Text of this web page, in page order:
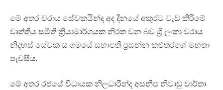
මේ අතර වරාය සේවකයින්ද අද දිනයේ අකුරට වැඩ කිරීමේ
වෘත්තීය සමිති ක්‍රියාමාර්ගයක නිරත වන බව ශ්‍රී ලංකා වරාය
නිදහස් සේවක සංගමයේ සභාපති ප්‍රසන්න කළුතරගේ මහතා
පැවසීය.
මේ අතර රජයේ විධායක නිලධාරීන්ද අසනීප නිවාඩු වාර්තා